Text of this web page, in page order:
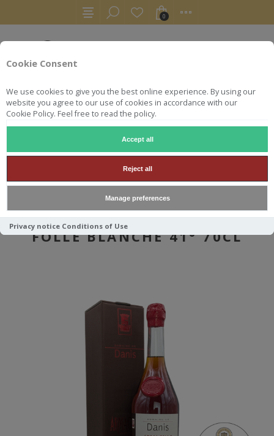
Cookie Consent
We use cookies to give you the best online experience. By using our
website you agree to our use of cookies in accordance with our
Cookie Policy. Feel free to read the policy.
Accept all
Reject all
Manage preferences
Privacy notice Conditions of Use
0
DOMAINE DE DANIS 1984 FOLLE BLANCHE 41° 70CL
DOMAINE DE DANIS 1984
FOLLE BLANCHE 41° 70CL